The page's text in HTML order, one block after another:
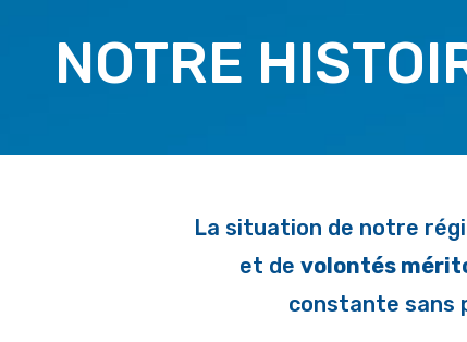
NOTRE
La situation de notre
et de volontés
constante sans